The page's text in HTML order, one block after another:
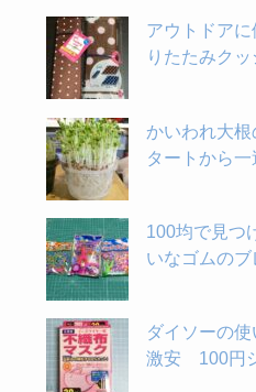
アウトドア
りたたみク
かいわれ大
タートから
100均で見つ
いなゴムの
ダイソーの
激安 100円